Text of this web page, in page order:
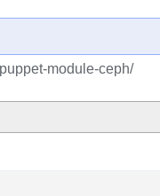
module-ceph/